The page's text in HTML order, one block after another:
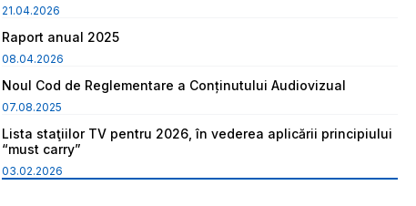
21.04.2026
Raport anual 2025
08.04.2026
Noul Cod de Reglementare a Conținutului Audiovizual
07.08.2025
Lista staţiilor TV pentru 2026, în vederea aplicării principiului
“must carry”
03.02.2026